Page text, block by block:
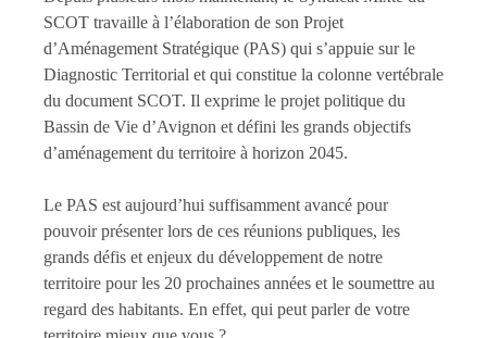
SCOT travaille à l’élaboration de son Projet
d’Aménagement Stratégique (PAS) qui s’appuie sur le
Diagnostic Territorial et qui constitue la colonne vertébrale
du document SCOT. Il exprime le projet politique du
Bassin de Vie d’Avignon et défini les grands objectifs
d’aménagement du territoire à horizon 2045.
Le PAS est aujourd’hui suffisamment avancé pour
pouvoir présenter lors de ces réunions publiques, les
grands défis et enjeux du développement de notre
territoire pour les 20 prochaines années et le soumettre au
regard des habitants. En effet, qui peut parler de votre